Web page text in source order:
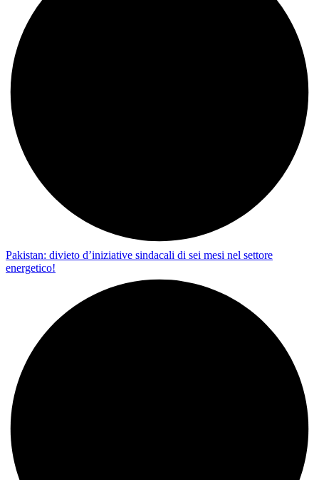
Pakistan: divieto d’iniziative sindacali di sei mesi nel settore
energetico!